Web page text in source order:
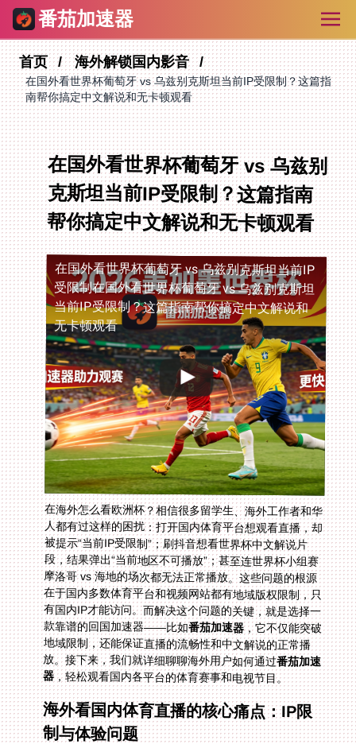
番茄加速器
首页 海外解锁国内影音
在国外看世界杯葡萄牙 vs 乌兹别克斯坦当前IP受限制？这篇指
南帮你搞定中文解说和无卡顿观看
在国外看世界杯葡萄牙 vs 乌兹别
克斯坦当前IP受限制？这篇指南
帮你搞定中文解说和无卡顿观看
在国外看世界杯葡萄牙 vs 乌兹别克斯坦当前IP
受限制在国外看世界杯葡萄牙 vs 乌兹别克斯坦
当前IP受限制？这篇指南帮你搞定中文解说和
无卡顿观看
在海外怎么看欧洲杯？相信很多留学生、海外工作者和华
人都有过这样的困扰：打开国内体育平台想观看直播，却
被提示“当前IP受限制”；刷抖音想看世界杯中文解说片
段，结果弹出“当前地区不可播放”；甚至连世界杯小组赛
摩洛哥 vs 海地的场次都无法正常播放。这些问题的根源
在于国内多数体育平台和视频网站都有地域版权限制，只
有国内IP才能访问。而解决这个问题的关键，就是选择一
款靠谱的回国加速器——比如番茄加速器，它不仅能突破
地域限制，还能保证直播的流畅性和中文解说的正常播
放。接下来，我们就详细聊聊海外用户如何通过番茄加速
器，轻松观看国内各平台的体育赛事和电视节目。
海外看国内体育直播的核心痛点：IP限
制与体验问题